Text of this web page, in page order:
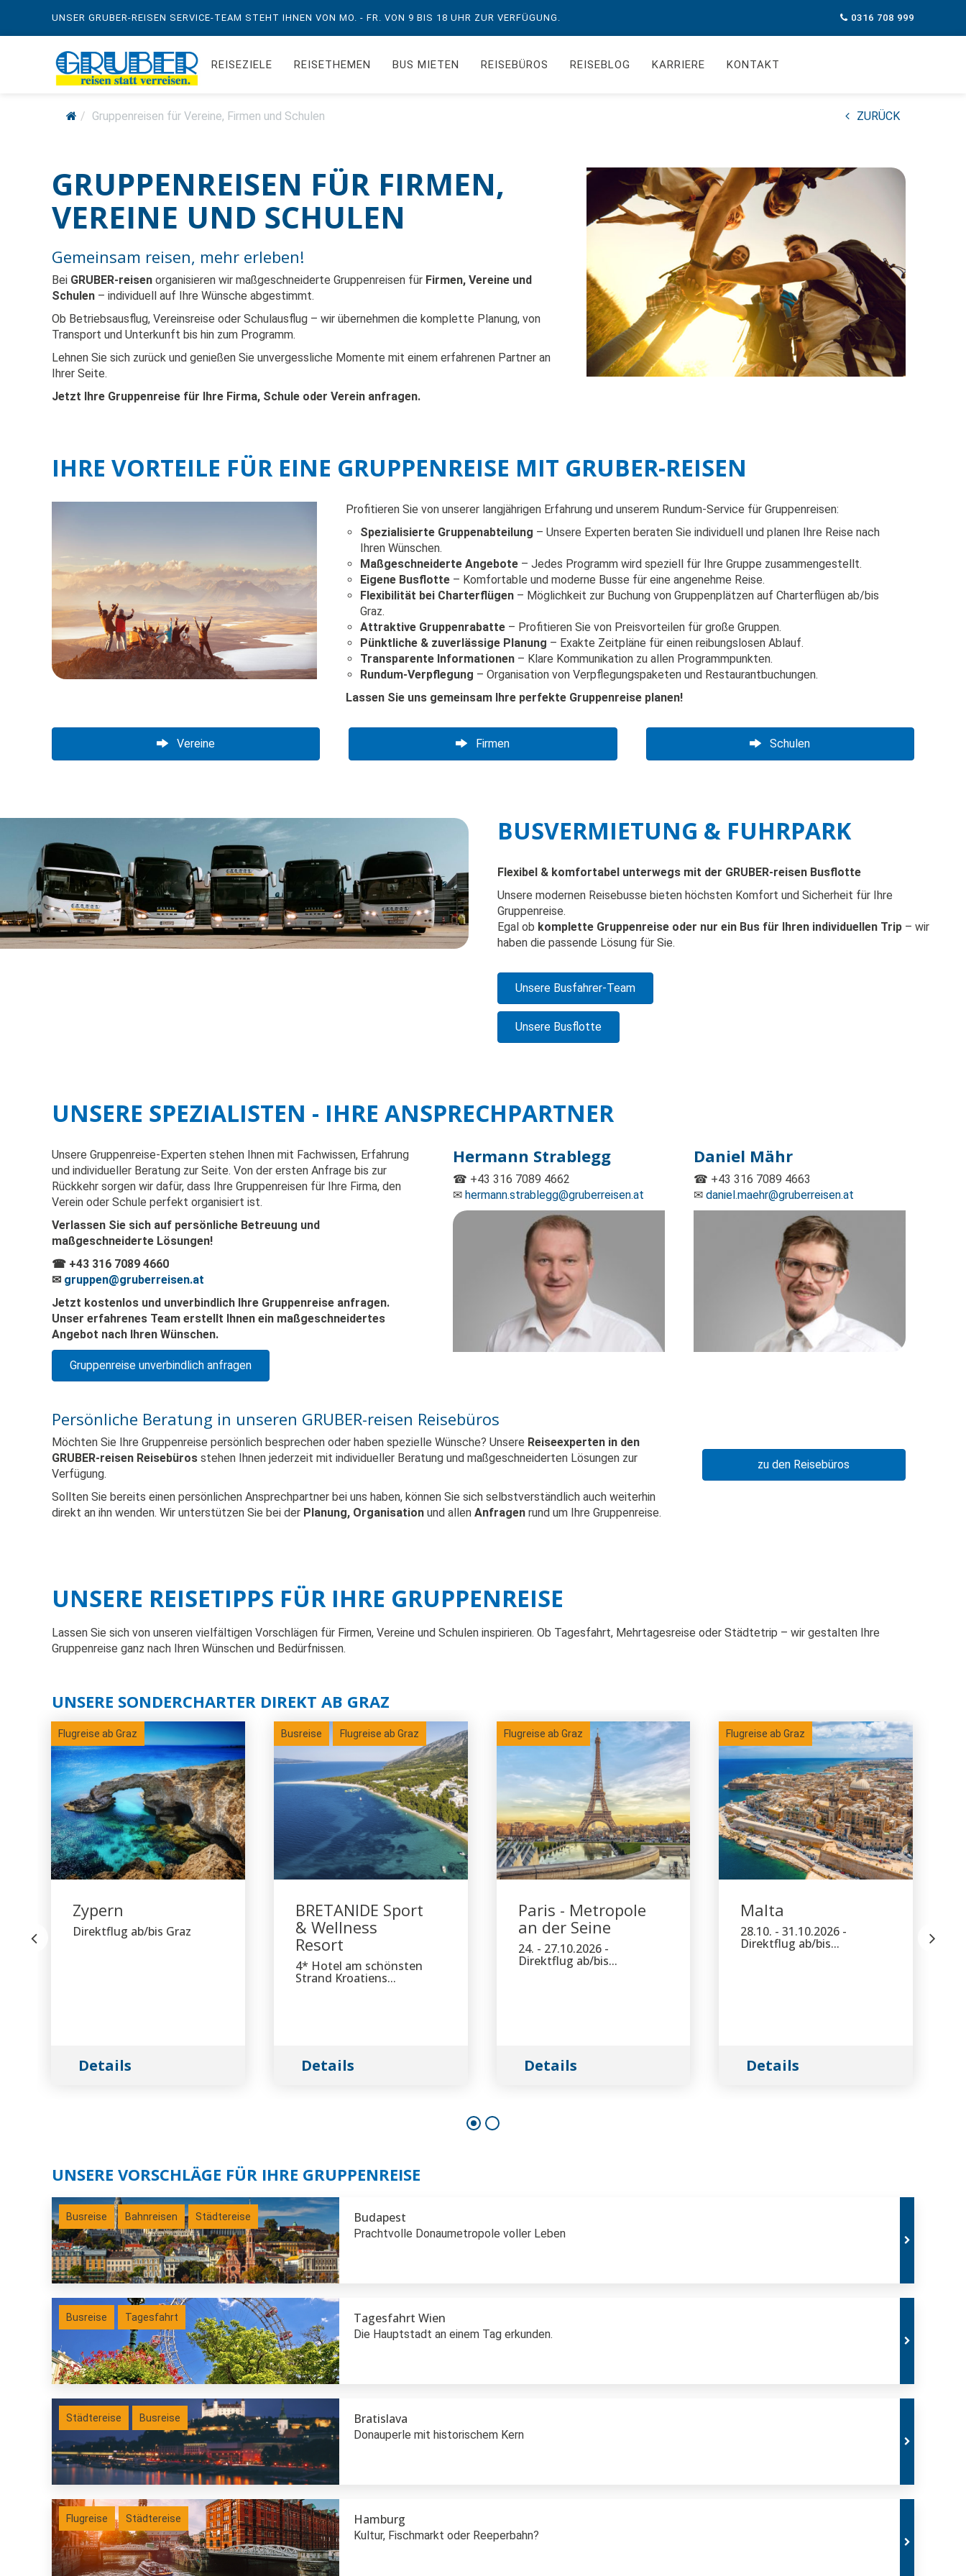
UNSER GRUBER-REISEN SERVICE-TEAM STEHT IHNEN VON MO. - FR. VON 9 BIS 18 UHR ZUR VERFÜGUNG. 0316 708 999
REISEZIELE REISETHEMEN BUS MIETEN REISEBÜROS REISEBLOG KARRIERE KONTAKT
Gruppenreisen für Vereine, Firmen und Schulen ZURÜCK
GRUPPENREISEN FÜR FIRMEN,
VEREINE UND SCHULEN
Gemeinsam reisen, mehr erleben!
Bei GRUBER-reisen organisieren wir maßgeschneiderte Gruppenreisen für Firmen, Vereine und
Schulen – individuell auf Ihre Wünsche abgestimmt.
Ob Betriebsausflug, Vereinsreise oder Schulausflug – wir übernehmen die komplette Planung, von
Transport und Unterkunft bis hin zum Programm.
Lehnen Sie sich zurück und genießen Sie unvergessliche Momente mit einem erfahrenen Partner an
Ihrer Seite.
Jetzt Ihre Gruppenreise für Ihre Firma, Schule oder Verein anfragen.
IHRE VORTEILE FÜR EINE GRUPPENREISE MIT GRUBER-REISEN
Profitieren Sie von unserer langjährigen Erfahrung und unserem Rundum-Service für Gruppenreisen:
Spezialisierte Gruppenabteilung – Unsere Experten beraten Sie individuell und planen Ihre Reise nach
Ihren Wünschen.
Maßgeschneiderte Angebote – Jedes Programm wird speziell für Ihre Gruppe zusammengestellt.
Eigene Busflotte – Komfortable und moderne Busse für eine angenehme Reise.
Flexibilität bei Charterflügen – Möglichkeit zur Buchung von Gruppenplätzen auf Charterflügen ab/bis
Graz.
Attraktive Gruppenrabatte – Profitieren Sie von Preisvorteilen für große Gruppen.
Pünktliche & zuverlässige Planung – Exakte Zeitpläne für einen reibungslosen Ablauf.
Transparente Informationen – Klare Kommunikation zu allen Programmpunkten.
Rundum-Verpflegung – Organisation von Verpflegungspaketen und Restaurantbuchungen.
Lassen Sie uns gemeinsam Ihre perfekte Gruppenreise planen!
Vereine Firmen Schulen
BUSVERMIETUNG & FUHRPARK
Flexibel & komfortabel unterwegs mit der GRUBER-reisen Busflotte
Unsere modernen Reisebusse bieten höchsten Komfort und Sicherheit für Ihre
Gruppenreise.
Egal ob komplette Gruppenreise oder nur ein Bus für Ihren individuellen Trip – wir
haben die passende Lösung für Sie.
Unsere Busfahrer-Team
Unsere Busflotte
UNSERE SPEZIALISTEN - IHRE ANSPRECHPARTNER
Unsere Gruppenreise-Experten stehen Ihnen mit Fachwissen, Erfahrung
und individueller Beratung zur Seite. Von der ersten Anfrage bis zur
Rückkehr sorgen wir dafür, dass Ihre Gruppenreisen für Ihre Firma, den
Verein oder Schule perfekt organisiert ist.
Verlassen Sie sich auf persönliche Betreuung und
maßgeschneiderte Lösungen!
☎ +43 316 7089 4660
✉ gruppen@gruberreisen.at
Jetzt kostenlos und unverbindlich Ihre Gruppenreise anfragen.
Unser erfahrenes Team erstellt Ihnen ein maßgeschneidertes
Angebot nach Ihren Wünschen.
Gruppenreise unverbindlich anfragen
Hermann Strablegg
☎ +43 316 7089 4662
✉ hermann.strablegg@gruberreisen.at
Daniel Mähr
☎ +43 316 7089 4663
✉ daniel.maehr@gruberreisen.at
Persönliche Beratung in unseren GRUBER-reisen Reisebüros
Möchten Sie Ihre Gruppenreise persönlich besprechen oder haben spezielle Wünsche? Unsere Reiseexperten in den
GRUBER-reisen Reisebüros stehen Ihnen jederzeit mit individueller Beratung und maßgeschneiderten Lösungen zur
Verfügung.
Sollten Sie bereits einen persönlichen Ansprechpartner bei uns haben, können Sie sich selbstverständlich auch weiterhin
direkt an ihn wenden. Wir unterstützen Sie bei der Planung, Organisation und allen Anfragen rund um Ihre Gruppenreise.
zu den Reisebüros
UNSERE REISETIPPS FÜR IHRE GRUPPENREISE
Lassen Sie sich von unseren vielfältigen Vorschlägen für Firmen, Vereine und Schulen inspirieren. Ob Tagesfahrt, Mehrtagesreise oder Städtetrip – wir gestalten Ihre
Gruppenreise ganz nach Ihren Wünschen und Bedürfnissen.
UNSERE SONDERCHARTER DIREKT AB GRAZ
Flugreise ab Graz
Zypern
Direktflug ab/bis Graz
Details
Busreise Flugreise ab Graz
BRETANIDE Sport
& Wellness
Resort
4* Hotel am schönsten
Strand Kroatiens...
Details
Flugreise ab Graz
Paris - Metropole
an der Seine
24. - 27.10.2026 -
Direktflug ab/bis...
Details
Flugreise ab Graz
Malta
28.10. - 31.10.2026 -
Direktflug ab/bis...
Details
UNSERE VORSCHLÄGE FÜR IHRE GRUPPENREISE
Busreise Bahnreisen Städtereise Budapest
Prachtvolle Donaumetropole voller Leben
Busreise Tagesfahrt Tagesfahrt Wien
Die Hauptstadt an einem Tag erkunden.
Städtereise Busreise Bratislava
Donauperle mit historischem Kern
Flugreise Städtereise Hamburg
Kultur, Fischmarkt oder Reeperbahn?